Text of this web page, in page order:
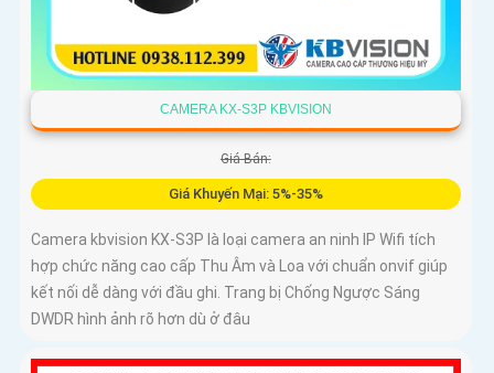
CAMERA KX-S3P KBVISION
Giá Bán:
Giá Khuyến Mại: 5%-35%
Camera kbvision KX-S3P là loại camera an ninh IP Wifi tích
hợp chức năng cao cấp Thu Âm và Loa với chuẩn onvif giúp
kết nối dễ dàng với đầu ghi. Trang bị Chống Ngược Sáng
DWDR hình ảnh rõ hơn dù ở đâu